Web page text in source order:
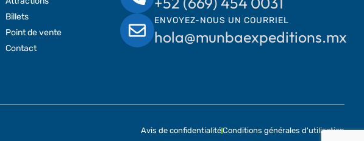
Billets
Point de vente
Contact
ENVOYEZ-NOUS UN COURRIEL
hola@munbaexpeditions.mx
Avis de confidentialitéConditions générales d'utilisation